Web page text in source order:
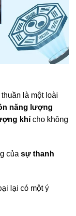
là một loài
năng lượng
khí cho không
của sự thanh
lại có một ý